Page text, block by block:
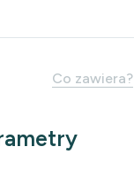
Co zawiera?